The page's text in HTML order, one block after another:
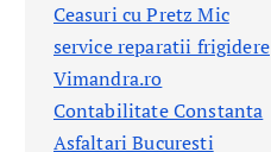
Ceasuri cu Pretz Mic
service reparatii frigidere
Vimandra.ro
Contabilitate Constanta
Asfaltari Bucuresti